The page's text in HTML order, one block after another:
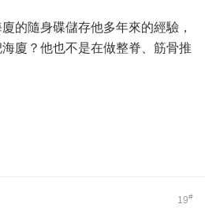
的隨身碟儲存他多年來的經驗，
廈？他也不是在做整脊、筋骨推
19#